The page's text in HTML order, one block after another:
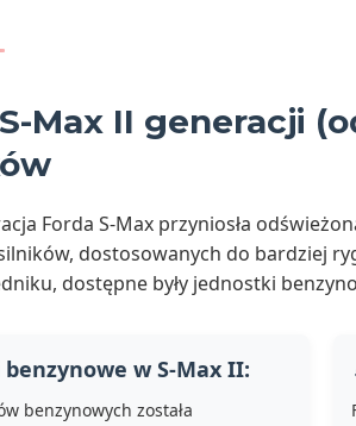
Max II generacji
Forda S-Max przyniosła
dostosowanych do bardziej
dostępne były jednostki
w S-Max II:
benzynowych została